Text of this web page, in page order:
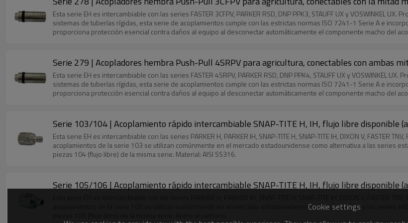
Esta serie EH es intercambiable con las series FASTER 3CFPV, PARKER RSD, DNP PPK3, STAUFF UX y VOSWINKEL
sistemas de tuberías rígidas, esta serie de acoplamientos cumple con las estrictas normas ISO 7241-1 Serie A e
proporciona protección esencial contra daños al equipo al desconectar automáticamente el componente macho del
Serie 279 | Acopladores hembra Push-Pull 4SRPV para agricultura, conectables con ambas
Esta serie EH es intercambiable con las series FASTER 4SRPV, PARKER RSD, DNP PPK4, STAUFF UX y VOSWINKEL
sistemas de tuberías rígidas, esta serie de acoplamientos cumple con las estrictas normas ISO 7241-1 Serie A e
proporciona protección esencial contra daños al equipo al desconectar automáticamente el componente macho del
Serie 103/104 | Acoplamiento rápido intercambiable SNAP-TITE H, IH, flujo libre disponible
Esta serie EH es intercambiable con las series PARKER H, PARKER IH, SNAP-TITE H, SNAP-TITE IH, DIXON V, FASTER
acoplamientos de la serie 103 se utilizan comúnmente en el mercado estadounidense como alternativa a las series
piezas 104 (flujo libre) de la misma serie. Material: AISI SS316.
Serie 105/106 | Acoplamiento rápido intercambiable SNAP-TITE H, IH, flujo libre disponible
acoplamientos de la serie 105 se utilizan comúnmente en el mercado estadounidense como alternativa a las series
Cookie settings